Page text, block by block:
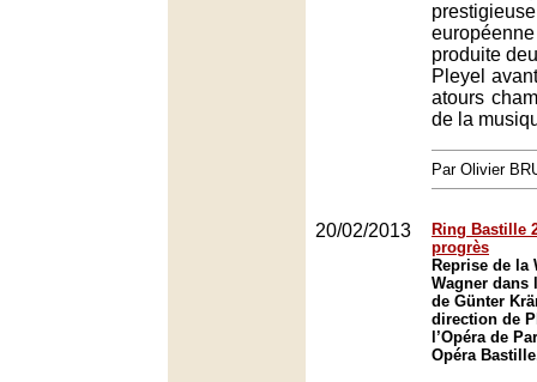
produite
Pleyel
atours
de la
Par Olivier
20/02/2013
Ring Bastille
progrès
Reprise de la
Wagner dans
de Günter
direction de
l’Opéra de
Opéra